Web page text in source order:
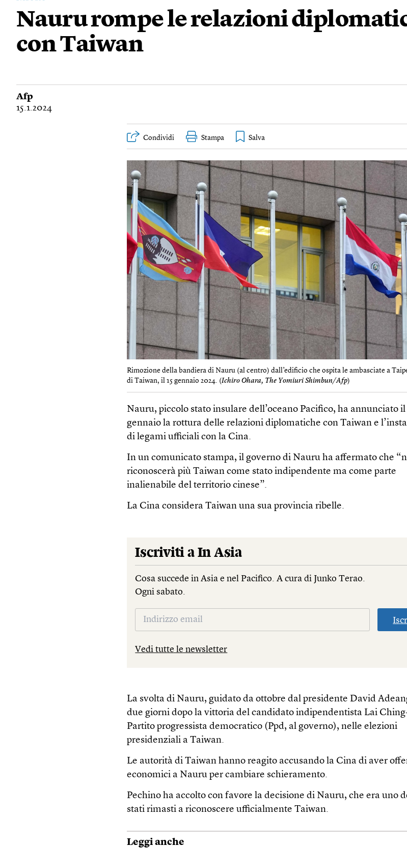
Nauru rompe le relazioni
con Taiwan
Afp
15.1.2024
Condividi Stampa
Rimozione della bandiera di Nauru (al centro) dall’edificio che ospita le ambasciate a
di Taiwan, il 15 gennaio 2024. (Ichiro Ohara, The Yomiuri Shimbun/Afp)
Nauru, piccolo stato insulare dell’oceano Pacifico, ha annunciato il
gennaio la rottura delle relazioni diplomatiche con Taiwan e
di legami ufficiali con la Cina.
In un comunicato stampa, il governo di Nauru ha affermato che
riconoscerà più Taiwan come stato indipendente ma come parte
inalienabile del territorio cinese”.
La Cina considera Taiwan una sua provincia ribelle.
Iscriviti a In Asia
Cosa succede in Asia e nel Pacifico. A cura di Junko Terao.
Ogni sabato.
Vedi tutte le newsletter
La svolta di Nauru, guidato da ottobre dal presidente David
due giorni dopo la vittoria del candidato indipendentista Lai
Partito progressista democratico (Ppd, al governo), nelle elezioni
presidenziali a Taiwan.
Le autorità di Taiwan hanno reagito accusando la Cina di aver
economici a Nauru per cambiare schieramento.
Pechino ha accolto con favore la decisione di Nauru, che era uno
stati rimasti a riconoscere ufficialmente Taiwan.
Leggi anche